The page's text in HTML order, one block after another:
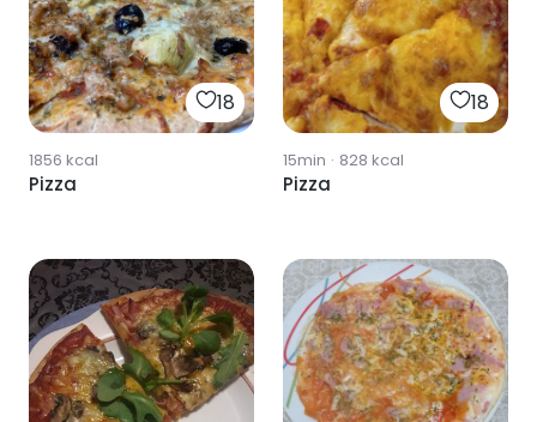
18
1856 kcal
Pizza
18
15min · 828 kcal
Pizza